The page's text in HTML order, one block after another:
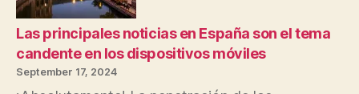
Las principales noticias en España son el tema
candente en los dispositivos móviles
September 17, 2024